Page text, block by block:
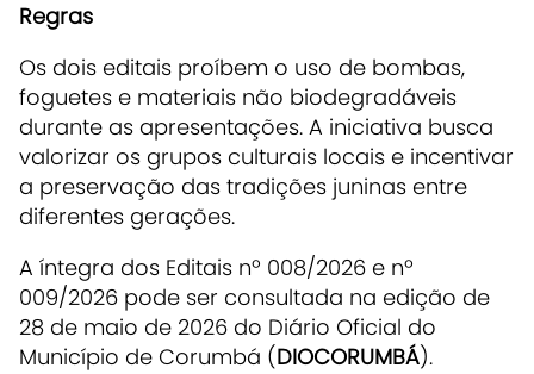
Regras
Os dois editais proíbem o uso de bombas,
foguetes e materiais não biodegradáveis
durante as apresentações. A iniciativa busca
valorizar os grupos culturais locais e incentivar
a preservação das tradições juninas entre
diferentes gerações.
A íntegra dos Editais nº 008/2026 e nº
009/2026 pode ser consultada na edição de
28 de maio de 2026 do Diário Oficial do
Município de Corumbá (DIOCORUMBÁ).